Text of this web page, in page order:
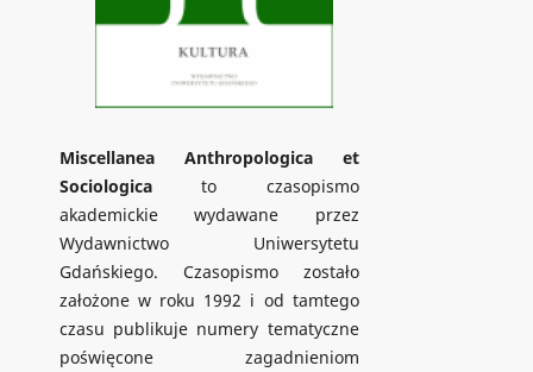
Miscellanea Anthropologica et
Sociologica to czasopismo
akademickie wydawane przez
Wydawnictwo Uniwersytetu
Gdańskiego. Czasopismo zostało
założone w roku 1992 i od tamtego
czasu publikuje numery tematyczne
poświęcone zagadnieniom